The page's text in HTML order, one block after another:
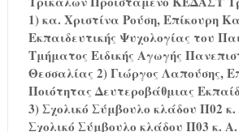
1) κα. Χριστίνα Ρούση, Επίκουρη
Εκπαιδευτικής Ψυχολογίας του
Τμήματος Ειδικής Αγωγής
Θεσσαλίας 2) Γιώργος Λαπούσης,
Ποιότητας Δευτεροβάθμιας
3) Σχολικό Σύμβουλο κλάδου Π02
Σχολικό Σύμβουλο κλάδου Π03 κ.